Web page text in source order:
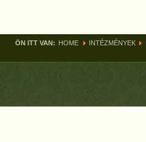
ÖN ITT VAN: HOME INTÉZMÉNYEK